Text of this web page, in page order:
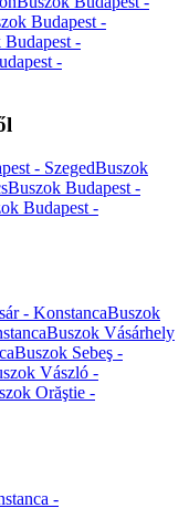
Budapest -
Budapest -
-
- SzegedBuszok
Buszok Budapest -
Budapest -
- KonstancaBuszok
Buszok Vásárhely
Buszok Sebeş -
Vászló -
Orăştie -
-